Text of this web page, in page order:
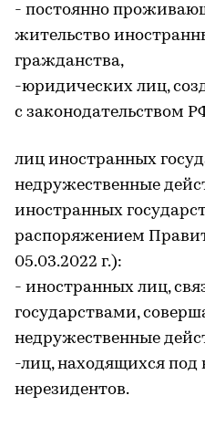
- постоянно
жительство
гражданства,
-юридических лиц,
с законодательством
лиц иностранных
недружественные
иностранных
распоряжением
05.03.2022 г.):
- иностранных лиц,
государствами,
недружественные
-лиц, находящихся под
нерезидентов.